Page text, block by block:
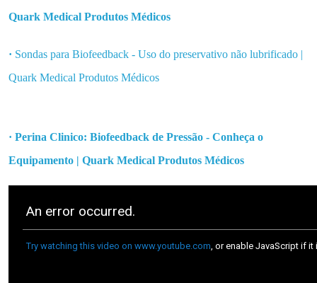
Quark Medical Produtos Médicos
· Sondas para Biofeedback - Uso do preservativo não lubrificado |
Quark Medical Produtos Médicos
· Perina Clinico: Biofeedback de Pressão - Conheça o
Equipamento | Quark Medical Produtos Médicos